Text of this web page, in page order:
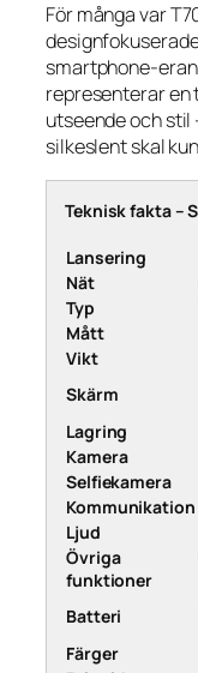
För många var
smartphone-
representerar
utseende och stil
silkeslent skal
Teknisk fakta –
Lansering
Nät
Typ
Mått
Vikt
Skärm
Lagring
Kamera
Selfiekamera
Kommunikation
Ljud
Övriga
funktioner
Batteri
Färger